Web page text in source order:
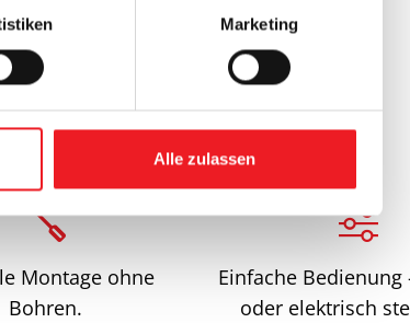
Marketing
Alle zulassen
Montage ohne
Bohren.
Einfache Bedienung
oder elektrisch